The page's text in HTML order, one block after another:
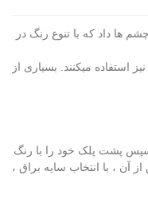
ها داد که با تنوع رنگ در
استفاده میکنند. بسیاری از
سپس پشت پلک خود را با رنگ
، با انتخاب سایه براق ،